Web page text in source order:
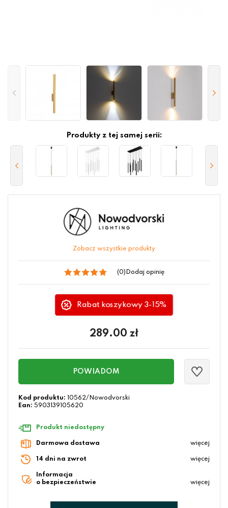
Produkty z tej samej serii:
Zobacz wszystkie produkty
(0) Dodaj opinię
Rabat koszykowy 3-15%
289.00 zł
POWIADOM
Kod produktu:
10562/Nowodvorski
Ean: 5903139105620
Produkt niedostępny
Darmowa dostawa więcej
14 dni na zwrot więcej
Informacja
o bezpieczeństwie
więcej